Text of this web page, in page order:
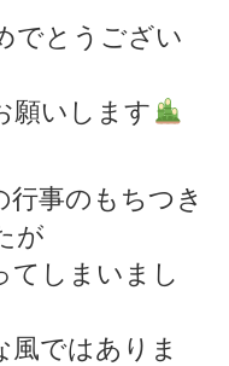
でとうござい
願いします
事のもちつき
が
てしまいまし
風ではありま